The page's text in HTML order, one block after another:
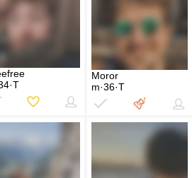
Moror
m·36·T